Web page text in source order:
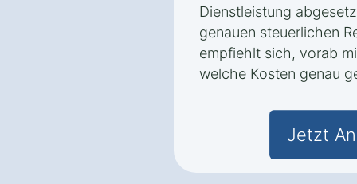
Dienstleistung
genauen steuerlichen
empfiehlt sich, vorab
welche Kosten genau
Jetzt